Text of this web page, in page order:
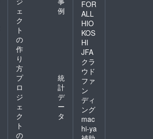
ェ
ク
ト
の
作
り
方
例
プ
ロ
ジ
ェ
ク
ト
の
統
計
デ
ー
タ
FOR
ALL
HIO
KOS
HI
JFA
クラ
ウド
ファ
ン
ディ
ング
mac
hi-ya